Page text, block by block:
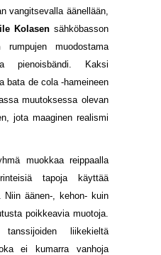
vangitsevalla äänellään,
Kolasensähköbasson
rumpujen muodostama
pienoisbändi. Kaksi
bata de cola -hameineen
muutoksessa olevan
jota maaginen realismi
muokkaa reippaalla
tapoja käyttää
Niin äänen-, kehon- kuin
poikkeavia muotoja.
tanssijoiden liikekieltä
ei kumarra vanhoja